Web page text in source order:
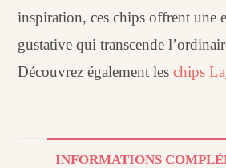
inspiration, ces chips offrent une
gustative qui transcende
Découvrez également les chips
INFORMATIONS